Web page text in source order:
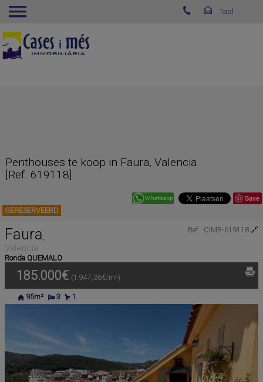
Penthouses te koop in Faura, Valencia
[Ref. 619118]
Save
GERESERVEERD
Ref.. CIMR-619118 🔗
Faura ,
Valencia
Ronda QUEMALO
185.000€ (1.947,36€/m²)
95m² 3 1